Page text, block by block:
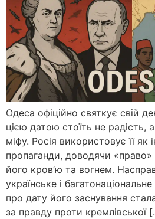
Одеса офіційно святкує свій
цією датою стоїть не радість,
міфу. Росія використовує її як
пропаганди, доводячи «право»
його кров’ю та вогнем.
українське і
про дату його заснування
за правду проти кремлівської